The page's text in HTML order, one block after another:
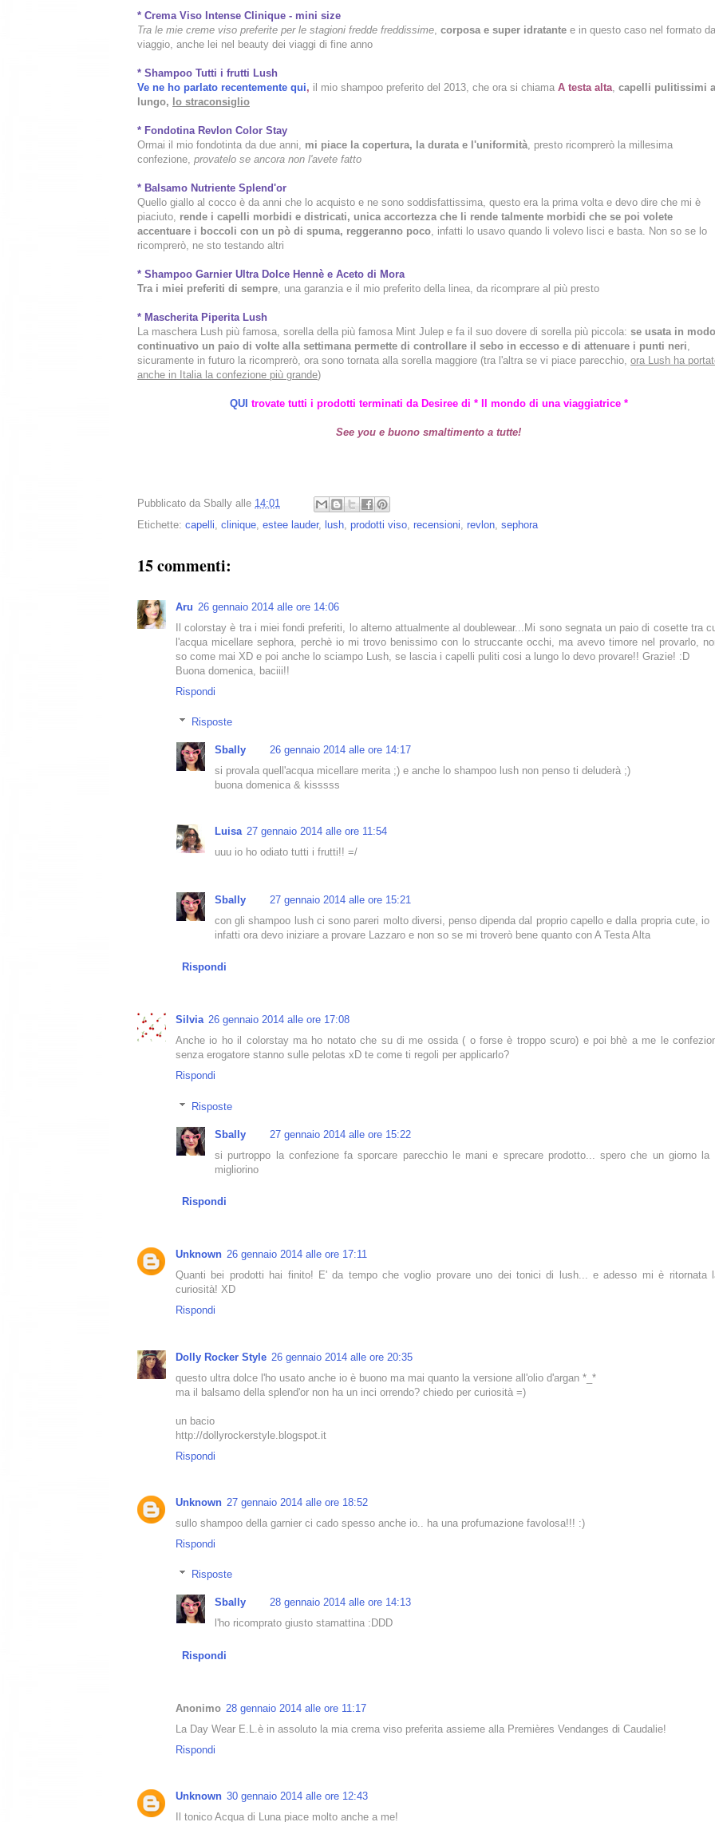
* Crema Viso Intense Clinique - mini size
Tra le mie creme viso preferite per le stagioni fredde freddissime corposa e super idratante e in questo caso nel formato da
viaggio, anche lei nel beauty dei viaggi di fine anno
* Shampoo Tutti i frutti Lush
Ve ne ho parlato recentemente qui, il mio shampoo preferito del 2013, che ora si chiama A testa alta capelli pulitissimi a
lungo, lo straconsiglio
* Fondotina Revlon Color Stay
Ormai il mio fondotinta da due anni, mi piace la copertura, la durata e l'uniformità , presto ricomprerò la millesima
confezione, provatelo se ancora non l'avete fatto
* Balsamo Nutriente Splend'or
Quello giallo al cocco è da anni che lo acquisto e ne sono soddisfattissima, questo era la prima volta e devo dire che mi è
piaciuto, rende i capelli morbidi e districati, unica accortezza che li rende talmente morbidi che se poi volete
accentuare i boccoli con un pò di spuma, reggeranno poco , infatti lo usavo quando li volevo lisci e basta. Non so se lo
ricomprerò, ne sto testando altri
* Shampoo Garnier Ultra Dolce Hennè e Aceto di Mora
Tra i miei preferiti di sempre , una garanzia e il mio preferito della linea, da ricomprare al più presto
* Mascherita Piperita Lush
La maschera Lush più famosa, sorella della più famosa Mint Julep e fa il suo dovere di sorella più piccola: se usata in modo
continuativo un paio di volte alla settimana permette di controllare il sebo in eccesso e di attenuare i punti neri
sicuramente in futuro la ricomprerò, ora sono tornata alla sorella maggiore (tra l'altra se vi piace parecchio, ora Lush ha
anche in Italia la confezione più grande)
QUI trovate tutti i prodotti terminati da Desiree di * Il mondo di una viaggiatrice *
See you e buono smaltimento a tutte!
Pubblicato da Sbally alle 14:01
Etichette: capelli clinique estee lauder, lush prodotti viso recensioni revlon sephora
15 commenti:
Aru 26 gennaio 2014 alle ore 14:06
Il colorstay è tra i miei fondi preferiti, lo alterno attualmente al doublewear...Mi sono segnata un paio di cosette tra
l'acqua micellare sephora, perchè io mi trovo benissimo con lo struccante occhi, ma avevo timore nel provarlo,
so come mai XD e poi anche lo sciampo Lush, se lascia i capelli puliti cosi a lungo lo devo provare!! Grazie! :D
Buona domenica, baciii!!
Rispondi
Risposte
Sbally
26 gennaio 2014 alle ore 14:17
si provala quell'acqua micellare merita ;) e anche lo shampoo lush non penso ti deluderà ;)
buona domenica & kisssss
Luisa 27 gennaio 2014 alle ore 11:54
uuu io ho odiato tutti i frutti!! =/
Sbally
27 gennaio 2014 alle ore 15:21
con gli shampoo lush ci sono pareri molto diversi, penso dipenda dal proprio capello e dalla propria cute, io
infatti ora devo iniziare a provare Lazzaro e non so se mi troverò bene quanto con A Testa Alta
Rispondi
Silvia 26 gennaio 2014 alle ore 17:08
Anche io ho il colorstay ma ho notato che su di me ossida ( o forse è troppo scuro) e poi bhè a me le
senza erogatore stanno sulle pelotas xD te come ti regoli per applicarlo?
Rispondi
Risposte
Sbally
27 gennaio 2014 alle ore 15:22
si purtroppo la confezione fa sporcare parecchio le mani e sprecare prodotto... spero che un giorno la
migliorino
Rispondi
Unknown 26 gennaio 2014 alle ore 17:11
Quanti bei prodotti hai finito! E' da tempo che voglio provare uno dei tonici di lush... e adesso mi è ritornata
curiosità! XD
Rispondi
Dolly Rocker Style 26 gennaio 2014 alle ore 20:35
questo ultra dolce l'ho usato anche io è buono ma mai quanto la versione all'olio d'argan *_*
ma il balsamo della splend'or non ha un inci orrendo? chiedo per curiosità =)
un bacio
http://dollyrockerstyle.blogspot.it
Rispondi
Unknown 27 gennaio 2014 alle ore 18:52
sullo shampoo della garnier ci cado spesso anche io.. ha una profumazione favolosa!!! :)
Rispondi
Risposte
Sbally
28 gennaio 2014 alle ore 14:13
l'ho ricomprato giusto stamattina :DDD
Rispondi
Anonimo 28 gennaio 2014 alle ore 11:17
La Day Wear E.L.è in assoluto la mia crema viso preferita assieme alla Premières Vendanges di Caudalie!
Rispondi
Unknown 30 gennaio 2014 alle ore 12:43
Il tonico Acqua di Luna piace molto anche a me!